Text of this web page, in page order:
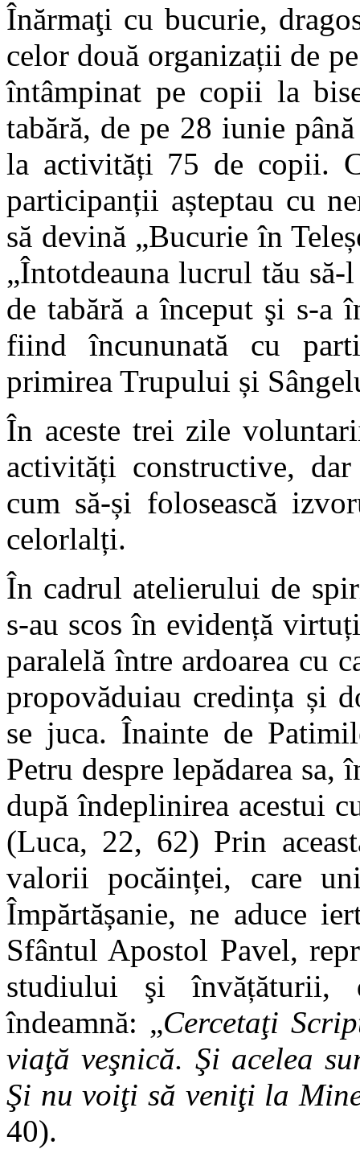
Înărmaţi cu bucurie,
celor două organizații de
întâmpinat pe copii la
tabără, de pe 28 iunie
la activități 75 de copii.
participanții așteptau cu
să devină „Bucurie în
„Întotdeauna lucrul tău
de tabără a început şi s-a
fiind încununată cu
primirea Trupului și
În aceste trei zile
activități constructive,
cum să-și folosească
celorlalți.
În cadrul atelierului de
s-au scos în evidență
paralelă între ardoarea cu
propovăduiau credința și
se juca. Înainte de
Petru despre lepădarea
după îndeplinirea acestui
(Luca, 22, 62) Prin
valorii pocăinței, care
Împărtășanie, ne aduce
Sfântul Apostol Pavel,
studiului şi învățăturii,
îndeamnă: „Cercetaţi
viaţă veşnică. Şi acelea
Şi nu voiţi să veniţi la
40).